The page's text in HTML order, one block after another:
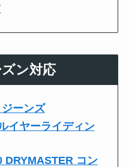
ン対応
ーンズ
イヤーライディン
DRYMASTER コン